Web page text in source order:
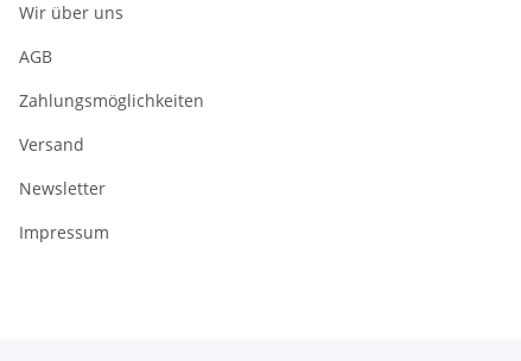
Wir über uns
AGB
Zahlungsmöglichkeiten
Versand
Newsletter
Impressum